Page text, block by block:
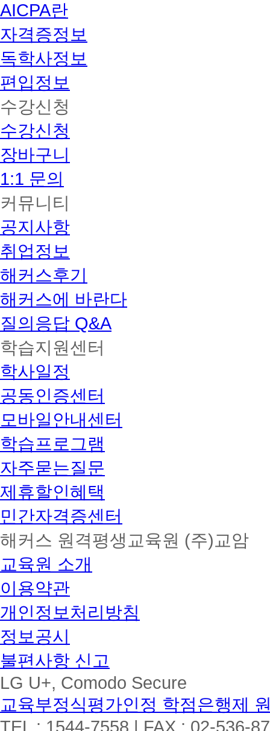
AICPA란
자격증정보
독학사정보
편입정보
수강신청
수강신청
장바구니
1:1 문의
커뮤니티
공지사항
취업정보
해커스후기
해커스에 바란다
질의응답 Q&A
학습지원센터
학사일정
공동인증센터
모바일안내센터
학습프로그램
자주묻는질문
제휴할인혜택
민간자격증센터
해커스 원격평생교육원 (주)교암
교육원 소개
이용약관
개인정보처리방침
정보공시
불편사항 신고
LG U+, Comodo Secure
교육부정식평가인정 학점은행제
TEL : 1544-7558 | FAX : 02-536-